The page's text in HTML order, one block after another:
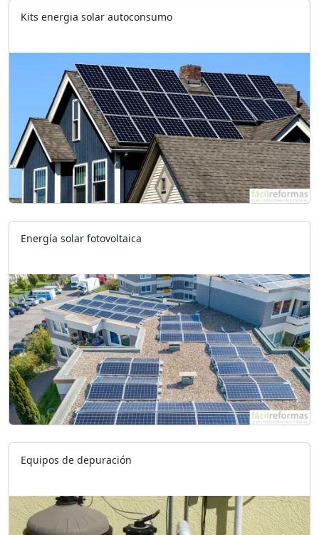
Kits energia solar autoconsumo
Energía solar fotovoltaica
Equipos de depuración